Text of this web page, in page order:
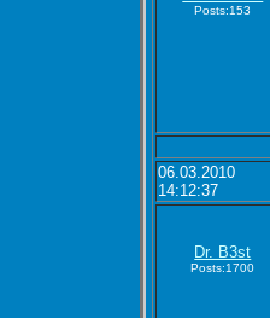
Posts:153
06.03.2010
14:12:37
Dr. B3st
Posts:1700